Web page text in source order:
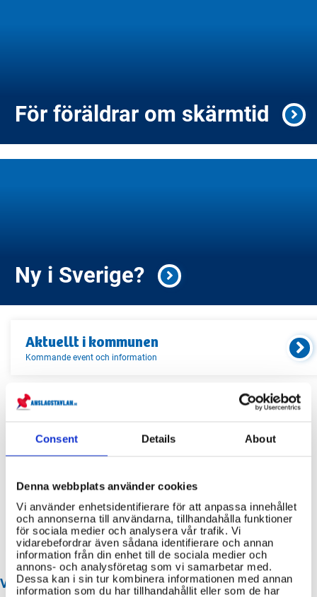
Consent Details About
Denna webbplats använder cookies
Vi använder enhetsidentifierare för att anpassa innehållet
och annonserna till användarna, tillhandahålla funktioner
för sociala medier och analysera vår trafik. Vi
vidarebefordrar även sådana identifierare och annan
information från din enhet till de sociala medier och
annons- och analysföretag som vi samarbetar med.
Dessa kan i sin tur kombinera informationen med annan
information som du har tillhandahållit eller som de har
För föräldrar om skärmtid
Ny i Sverige?
Aktuellt i kommunen
Kommande event och information
Relaterade länkar
Servicekontor
Idrottsanläggningar
Återvinningscentraler
VANLIGA FRÅGOR OM LEKEBERG KOMMUN